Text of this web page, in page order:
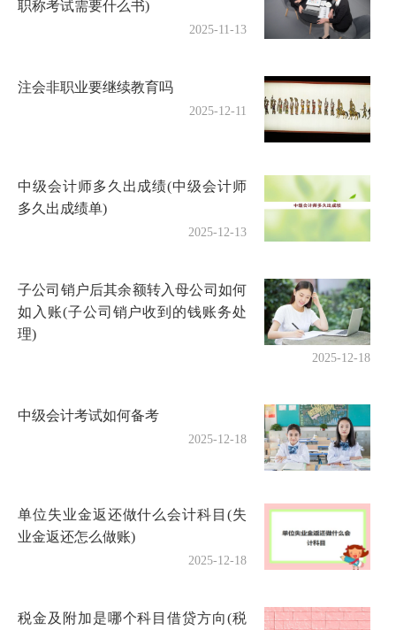
职称考试需要什么书)
2025-11-13
注会非职业要继续教育吗
2025-12-11
中级会计师多久出成绩(中级会计师
多久出成绩单)
2025-12-13
子公司销户后其余额转入母公司如何
如入账(子公司销户收到的钱账务处
理)
2025-12-18
中级会计考试如何备考
2025-12-18
单位失业金返还做什么会计科目(失
业金返还怎么做账)
2025-12-18
税金及附加是哪个科目借贷方向(税